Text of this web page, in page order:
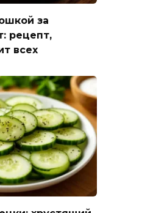
за
рецепт,
всех